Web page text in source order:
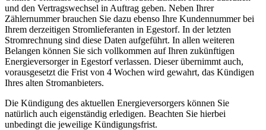
und den Vertragswechsel in Auftrag geben. Neben Ihrer
Zählernummer brauchen Sie dazu ebenso Ihre Kundennummer bei
Ihrem derzeitigen Stromlieferanten in Egestorf. In der letzten
Stromrechnung sind diese Daten aufgeführt. In allen weiteren
Belangen können Sie sich vollkommen auf Ihren zukünftigen
Energieversorger in Egestorf verlassen. Dieser übernimmt auch,
vorausgesetzt die Frist von 4 Wochen wird gewahrt, das Kündigen
Ihres alten Stromanbieters.
Die Kündigung des aktuellen Energieversorgers können Sie
natürlich auch eigenständig erledigen. Beachten Sie hierbei
unbedingt die jeweilige Kündigungsfrist.